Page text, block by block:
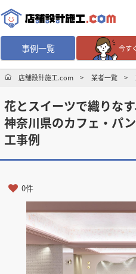
事例一覧 今す
無料相談
デザイン設計・施工業者を探
店舗・商業施設の
店舗設計施工.comとは
内装の費用相場シミュレータ
店舗設計施工.com 業者一覧
花とスイーツで織りな
神奈川県のカフェ・パ
工事例
0件